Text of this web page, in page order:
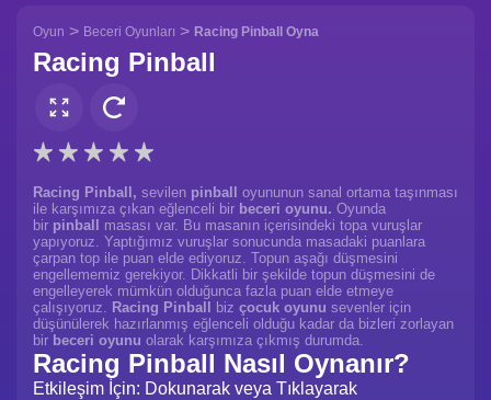
Oyun > Beceri Oyunları > Racing Pinball Oyna
Racing Pinball
Racing Pinball, sevilen pinball
oyununun sanal ortama taşınması
ile karşımıza çıkan eğlenceli bir beceri oyunu. Oyunda
bir pinball
masası var. Bu masanın içerisindeki topa vuruşlar
yapıyoruz. Yaptığımız vuruşlar sonucunda masadaki puanlara
çarpan top ile puan elde ediyoruz. Topun aşağı düşmesini
engellememiz gerekiyor. Dikkatli bir şekilde topun düşmesini de
engelleyerek mümkün olduğunca fazla puan elde etmeye
çalışıyoruz. Racing Pinball biz çocuk oyunu sevenler için
düşünülerek hazırlanmış eğlenceli olduğu kadar da bizleri zorlayan
bir beceri oyunu olarak karşımıza çıkmış durumda.
Racing Pinball Nasıl Oynanır?
Etkileşim İçin: Dokunarak veya Tıklayarak